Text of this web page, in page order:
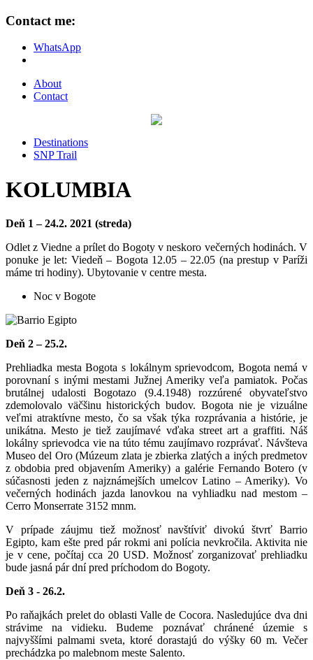
Contact me:
WhatsApp
About
Contact
Destinations
SNP Trail
KOLUMBIA
Deň 1 – 24.2. 2021 (streda)
Odlet z Viedne a prílet do Bogoty v neskoro večerných hodinách. V
ponuke je let: Viedeň – Bogota 12.05 – 22.05 (na prestup v Paríži
máme tri hodiny). Ubytovanie v centre mesta.
Noc v Bogote
Deň 2 – 25.2.
Prehliadka mesta Bogota s lokálnym sprievodcom, Bogota nemá v
porovnaní s inými mestami Južnej Ameriky veľa pamiatok. Počas
brutálnej udalosti Bogotazo (9.4.1948) rozzúrené obyvateľstvo
zdemolovalo väčšinu historických budov. Bogota nie je vizuálne
veľmi atraktívne mesto, čo sa však týka rozprávania a histórie, je
unikátna. Mesto je tiež zaujímavé vďaka street art a graffiti. Náš
lokálny sprievodca vie na túto tému zaujímavo rozprávať. Návšteva
Museo del Oro (Múzeum zlata je zbierka zlatých a iných predmetov
z obdobia pred objavením Ameriky) a galérie Fernando Botero (v
súčasnosti jeden z najznámejších umelcov Latino – Ameriky). Vo
večerných hodinách jazda lanovkou na vyhliadku nad mestom –
Cerro Monserrate 3152 mnm.
V prípade záujmu tiež možnosť navštíviť divokú štvrť Barrio
Egipto, kam ešte pred pár rokmi ani polícia nevkročila. Aktivita nie
je v cene, počítaj cca 20 USD. Možnosť zorganizovať prehliadku
bude jasná pár dní pred príchodom do Bogoty.
Deň 3 - 26.2.
Po raňajkách prelet do oblasti Valle de Cocora. Nasledujúce dva dni
strávime na vidieku. Budeme poznávať chránené územie s
najvyššími palmami sveta, ktoré dorastajú do výšky 60 m. Večer
prechádzka po malebnom meste Salento.